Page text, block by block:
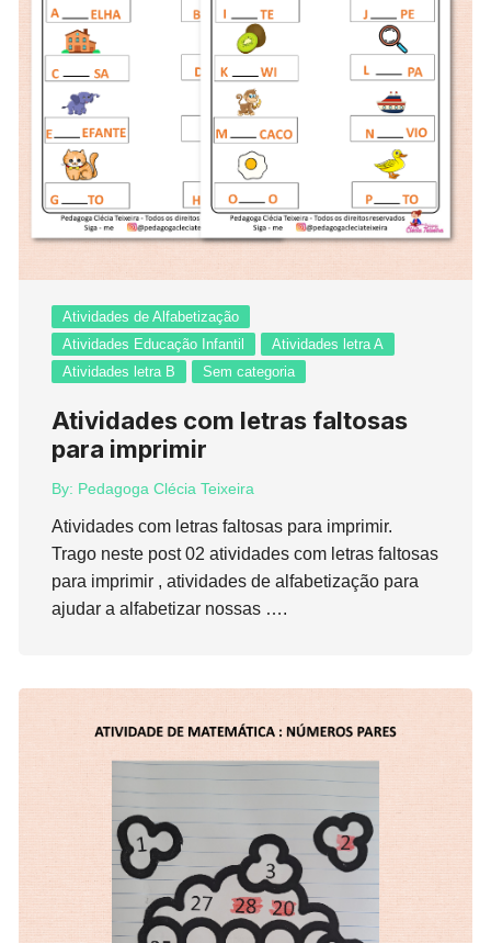
Atividades de Alfabetização
Atividades Educação Infantil
Atividades letra A
Atividades letra B
Sem categoria
Atividades com letras faltosas
para imprimir
By: Pedagoga Clécia Teixeira
Atividades com letras faltosas para imprimir.
Trago neste post 02 atividades com letras faltosas
para imprimir , atividades de alfabetização para
ajudar a alfabetizar nossas ….